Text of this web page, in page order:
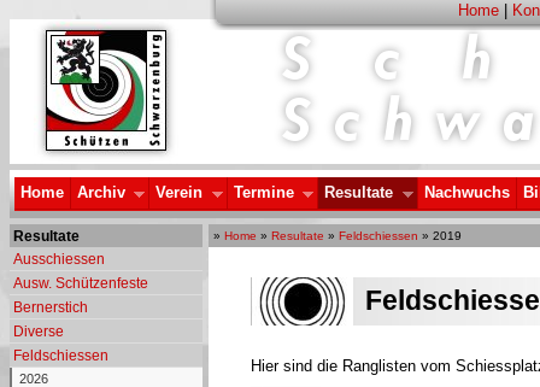
Home|
Home Archiv Verein Termine Resultate Nachwuchs
Resultate
Ausschiessen
Ausw. Schützenfeste
Bernerstich
Diverse
Feldschiessen
2026
» Home » Resultate » Feldschiessen » 2019
Hier sind die Ranglisten vom